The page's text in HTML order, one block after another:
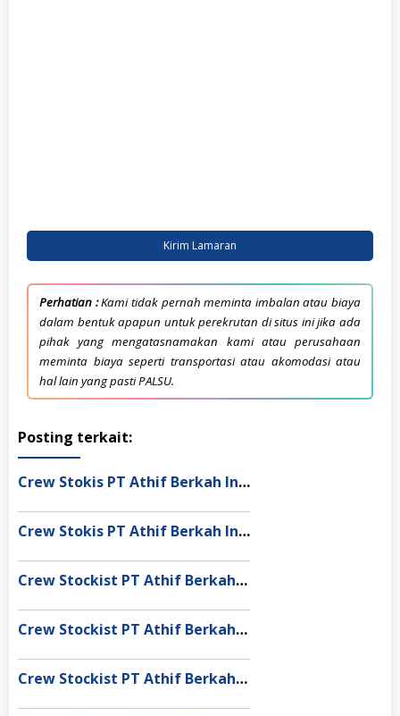
Kirim Lamaran
Perhatian :Kami tidak pernah meminta imbalan atau biaya
dalam bentuk apapun untuk perekrutan di situs ini jika ada
pihak yang mengatasnamakan kami atau perusahaan
meminta biaya seperti transportasi atau akomodasi atau
hal lain yang pasti PALSU.
Posting terkait:
Crew Stokis PT Athif Berkah Indonesia Dumai
Crew Stokis PT Athif Berkah Indonesia Palangka Raya
Crew Stockist PT Athif Berkah Indonesia Banda Aceh
Crew Stockist PT Athif Berkah Indonesia Muaro Jambi
Crew Stockist PT Athif Berkah Indonesia Medan